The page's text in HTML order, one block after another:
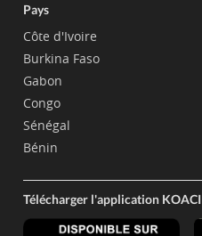
Pays
Côte d'Ivoire
Burkina Faso
Gabon
Congo
Sénégal
Bénin
Télécharger l'application KOACI